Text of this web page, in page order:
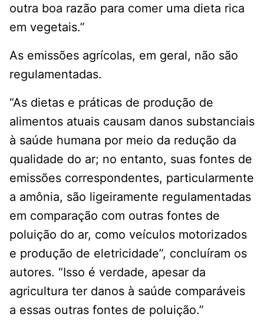
outra boa razão para comer uma dieta rica
em vegetais.”
As emissões agrícolas, em geral, não são
regulamentadas.
“As dietas e práticas de produção de
alimentos atuais causam danos substanciais
à saúde humana por meio da redução da
qualidade do ar; no entanto, suas fontes de
emissões correspondentes, particularmente
a amônia, são ligeiramente regulamentadas
em comparação com outras fontes de
poluição do ar, como veículos motorizados
e produção de eletricidade”, concluíram os
autores. “Isso é verdade, apesar da
agricultura ter danos à saúde comparáveis ​​
a essas outras fontes de poluição.”